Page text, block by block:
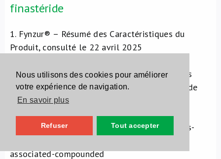
Nous utilisons des cookies pour améliorer
votre expérience de navigation.
En savoir plus
Refuser Tout accepter
finastéride
1.Fynzur® – Résumé des Caractéristiques du
Produit, consulté le 22 avril 2025
compounders and consumers of potential risks
associated with compounded topical finasteride
products. Consulté le 25 avril 2025.
https://www.fda.gov/drugs/human-drug-
compounding/fda-alerts-health-care-providers-
associated-compounded